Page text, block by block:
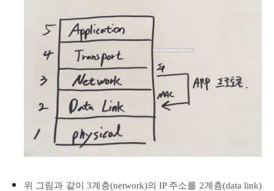
위 그림과 같이 3계층(network)의 IP 주소를 2계층(data link)